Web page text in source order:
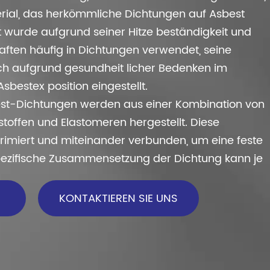
das herkömmliche Dichtungen auf Asbest
wurde aufgrund seiner Hitze beständigkeit und
häufig in Dichtungen verwendet, seine
aufgrund gesundheit licher Bedenken im
position eingestellt.
Dichtungen werden aus einer Kombination von
und Elastomeren hergestellt. Diese
und miteinander verbunden, um eine feste
Zusammensetzung der Dichtung kann je
Anwendung variieren.
KONTAKTIEREN SIE UNS